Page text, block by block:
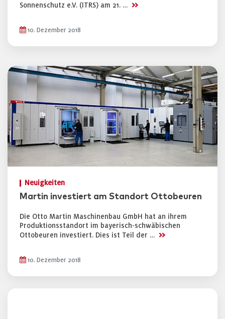
Sonnenschutz e.V. (ITRS) am 21. … >>
10. Dezember 2018
Neuigkeiten
Martin investiert am Standort Ottobeuren
Die Otto Martin Maschinenbau GmbH hat an ihrem
Produktionsstandort im bayerisch-schwäbischen
Ottobeuren investiert. Dies ist Teil der … >>
10. Dezember 2018